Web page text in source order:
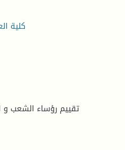
كلية
تقييم رؤساء الشعب